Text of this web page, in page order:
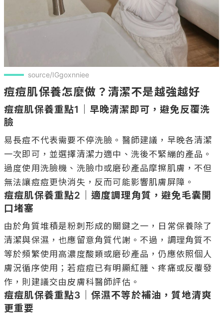
source/IGgoxnniee
痘痘肌保養怎麼做？清潔不是越強越好
痘痘肌保養重點1｜早晚清潔即可，避免反覆洗
臉
易長痘不代表需要不停洗臉。醫師建議，早晚各清潔
一次即可，並選擇清潔力適中、洗後不緊繃的產品。
過度使用洗臉機、洗臉巾或磨砂產品摩擦肌膚，不但
痘痘肌保養重點2｜適度調理角質，避免毛囊開
口堵塞
由於角質堆積是粉刺形成的關鍵之一，日常保養除了
清潔與保濕，也應留意角質代謝。不過，調理角質不
等於頻繁使用高濃度酸類或磨砂產品，仍應依照個人
膚況循序使用；若痘痘已有明顯紅腫、疼痛或反覆發
痘痘肌保養重點3｜保濕不等於補油，質地清爽
更重要